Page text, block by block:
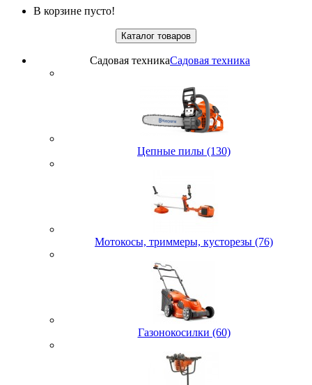
В корзине пусто!
Каталог товаров
Садовая техникаСадовая техника
Цепные пилы (130)
Мотокосы, триммеры, кусторезы (76)
Газонокосилки (60)